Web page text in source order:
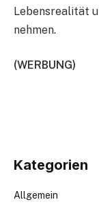
Lebensrealität
nehmen.
(WERBUNG)
Kategorien
Allgemein